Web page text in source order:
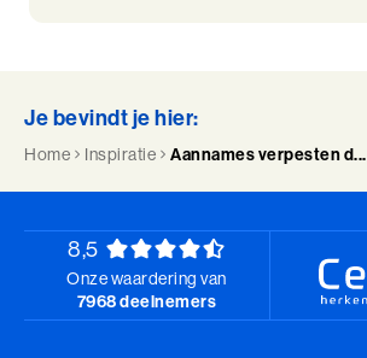
Je bevindt je hier:
Home Inspiratie Aannames verpesten d...
8,5
Onze waardering van
7968 deelnemers